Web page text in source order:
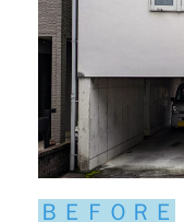
ＢＥＦＯＲＥ